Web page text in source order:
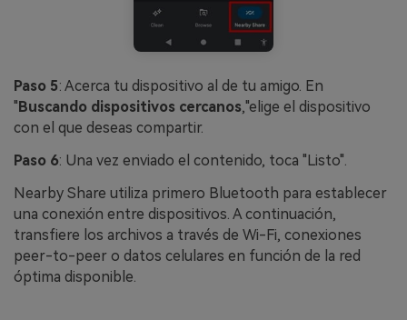
Paso 5: Acerca tu dispositivo al de tu amigo. En
"Buscando dispositivos cercanos,"elige el dispositivo
con el que deseas compartir.
Paso 6: Una vez enviado el contenido, toca "Listo".
Nearby Share utiliza primero Bluetooth para establecer
una conexión entre dispositivos. A continuación,
transfiere los archivos a través de Wi-Fi, conexiones
peer-to-peer o datos celulares en función de la red
óptima disponible.